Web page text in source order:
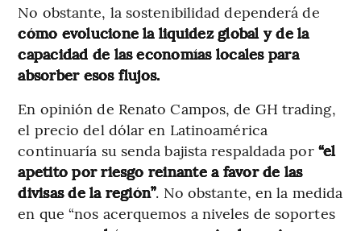
No obstante, la sostenibilidad dependerá de
cómo evolucione la liquidez global y de la
capacidad de las economías locales para
absorber esos flujos.
En opinión de Renato Campos, de GH trading,
el precio del dólar en Latinoamérica
continuaría su senda bajista respaldada por “el
apetito por riesgo reinante a favor de las
divisas de la región”. No obstante, en la medida
en que “nos acerquemos a niveles de soportes